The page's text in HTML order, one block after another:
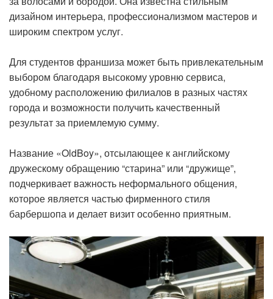
дизайном интерьера, профессионализмом мастеров и
широким спектром услуг.
Для студентов франшиза может быть привлекательным
выбором благодаря высокому уровню сервиса,
удобному расположению филиалов в разных частях
города и возможности получить качественный
результат за приемлемую сумму.
Название «OldBoy», отсылающее к английскому
дружескому обращению “старина” или “дружище”,
подчеркивает важность неформального общения,
которое является частью фирменного стиля
барбершопа и делает визит особенно приятным.